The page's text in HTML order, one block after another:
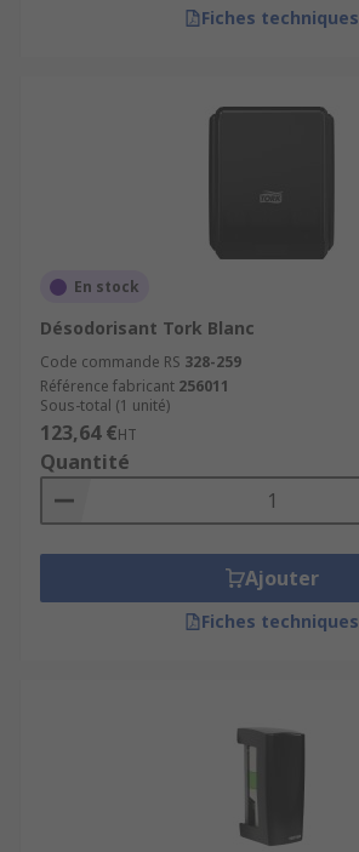
Fiches techniques
En stock
Désodorisant Tork Blanc
Code commande RS 328-259
Référence fabricant 256011
Sous-total (1 unité)
123,64 €HT
Quantité
Ajouter
Fiches techniques